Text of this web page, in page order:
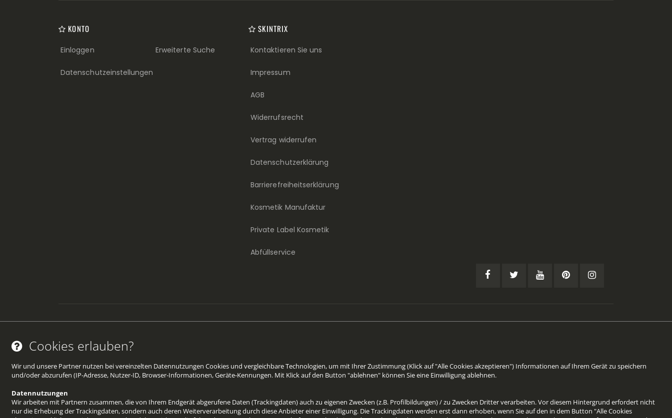
Cookies erlauben?
Wir und unsere Partner nutzen bei vereinzelten Datennutzungen Cookies und vergleichbare Technologien, um mit Ihrer Zustimmung (Klick auf "Alle Cookies akzeptieren") Informationen auf Ihrem Gerät zu speichern
und/oder abzurufen (IP-Adresse, Nutzer-ID, Browser-Informationen, Geräte-Kennungen. Mit Klick auf den Button "ablehnen" können Sie eine Einwilligung ablehnen.
Datennutzungen
Wir arbeiten mit Partnern zusammen, die von Ihrem Endgerät abgerufene Daten (Trackingdaten) auch zu eigenen Zwecken (z.B. Profilbildungen) / zu Zwecken Dritter verarbeiten. Vor diesem Hintergrund erfordert nicht
nur die Erhebung der Trackingdaten, sondern auch deren Weiterverarbeitung durch diese Anbieter einer Einwilligung. Die Trackingdaten werden erst dann erhoben, wenn Sie auf den in dem Button "Alle Cookies
KONTO
Einloggen
Datenschutzeinstellungen
Erweiterte Suche
SKINTRIX
Kontaktieren Sie uns
Impressum
AGB
Widerrufsrecht
Vertrag widerrufen
Datenschutzerklärung
Barrierefreiheitserklärung
Kosmetik Manufaktur
Private Label Kosmetik
Abfüllservice
Facebook
in
neuen
Twitter
in
neuen
YouTube
in
neuen
Pinterest
in
neuen
Instagram
in
neuen